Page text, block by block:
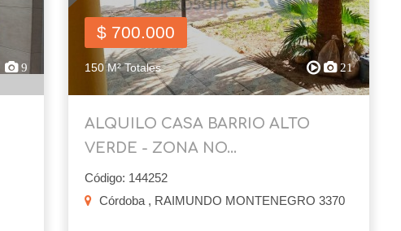
9
$ 700.000
150 M² Totales 21
ALQUILO CASA BARRIO ALTO
VERDE - ZONA NO...
Código: 144252
Córdoba , RAIMUNDO MONTENEGRO 3370